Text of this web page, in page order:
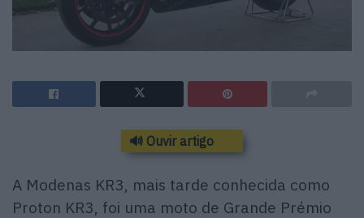
🔊 Ouvir artigo
A Modenas KR3, mais tarde conhecida como
Proton KR3, foi uma moto de Grande Prémio